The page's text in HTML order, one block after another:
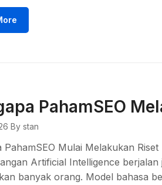
PahamSEO
By stan
PahamSEO Mulai Melakukan
Artificial Intelligence
banyak orang. Model bahasa